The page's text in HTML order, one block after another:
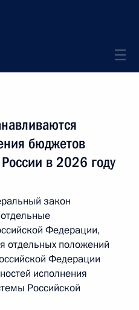
бюджетов
в 2026 году
закон
Федерации,
отдельных положений
Федерации
исполнения
Российской